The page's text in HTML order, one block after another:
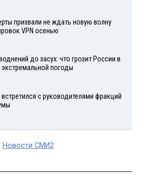
призвали не ждать новую волну
VPN осенью
до засух: что грозит России в
экстремальной погоды
встретился с руководителями фракций
Новости СМИ2